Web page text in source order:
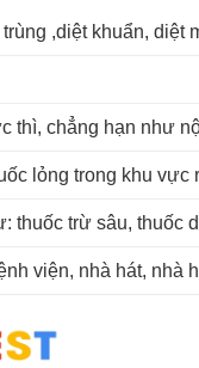
,diệt khuẩn, diệt
thì, chẳng hạn như
lỏng trong khu vực
thuốc trừ sâu,
viện, nhà hát,